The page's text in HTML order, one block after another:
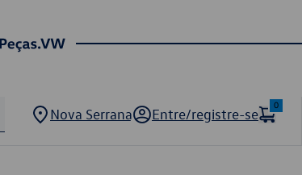
Nova Serrana Entre/registre-se
0